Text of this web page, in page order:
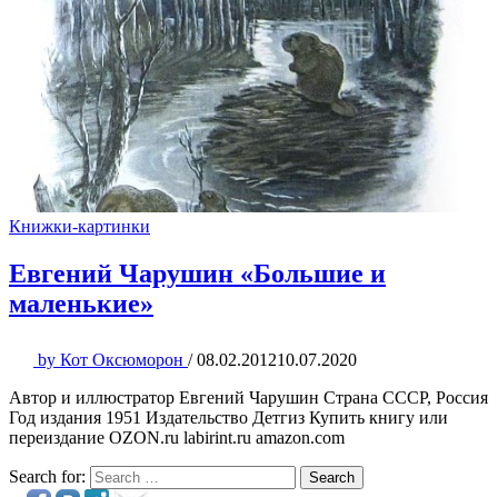
Книжки-картинки
Евгений Чарушин «Большие и
маленькие»
by Кот Оксюморон / 08.02.201210.07.2020
Автор и иллюстратор Евгений Чарушин Страна СССР, Россия
Год издания 1951 Издательство Детгиз Купить книгу или
переиздание OZON.ru labirint.ru amazon.com
Search for: Search